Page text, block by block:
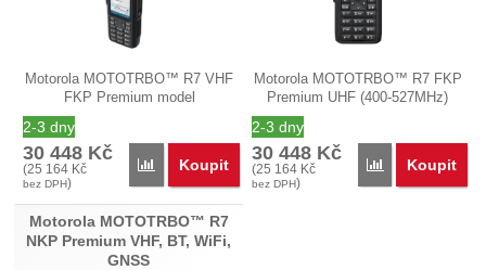
Motorola MOTOTRBO™ R7 VHF
FKP Premium model
MDH06JDN9XA2AN typ…
2-3 dny
30 448 Kč
(25 164 Kč
bez DPH)
Přidat 'Motorola MOTOTRBO™ R7 FKP Premium
Koupit
Motorola MOTOTRBO™ R7 FKP
Premium UHF (400-527MHz)
2-3 dny
30 448 Kč
(25 164 Kč
bez DPH)
Přidat
Koupit
Motorola MOTOTRBO™ R7
NKP Premium VHF, BT, WiFi,
GNSS